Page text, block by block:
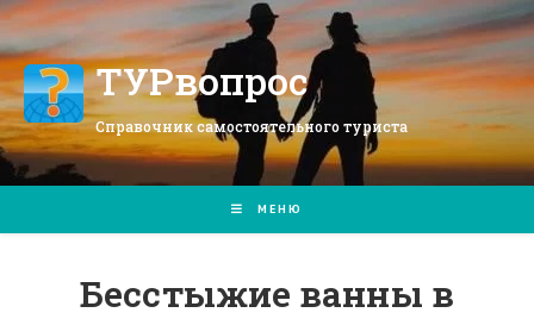
Перейти
к
содержимомуТУРвопрос
Справочник самостоятельного туриста
МЕНЮ
Бесстыжие ванны в